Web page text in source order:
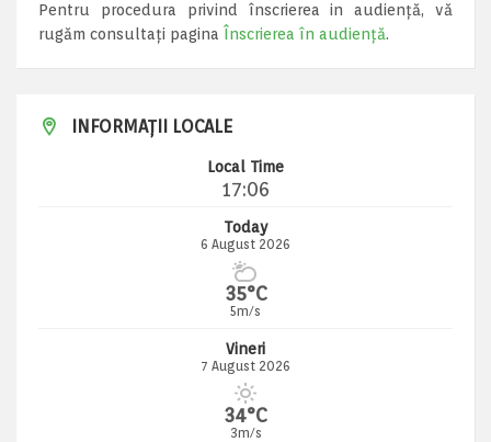
Pentru procedura privind înscrierea in audiență, vă
rugăm consultați pagina Înscrierea în audiență.
INFORMAȚII LOCALE
Local Time
17:06
Today
6 August 2026
35°C
5m/s
Vineri
7 August 2026
34°C
3m/s